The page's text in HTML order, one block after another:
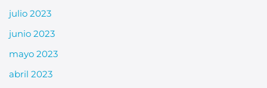
julio 2023
junio 2023
mayo 2023
abril 2023